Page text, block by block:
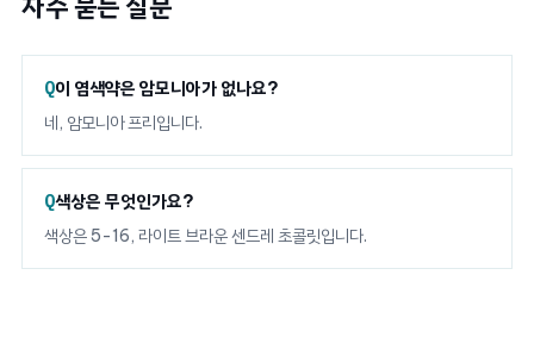
이 염색약은 암모니아가 없나요?
네, 암모니아 프리입니다.
색상은 무엇인가요?
색상은 5-16, 라이트 브라운 센드레 초콜릿입니다.